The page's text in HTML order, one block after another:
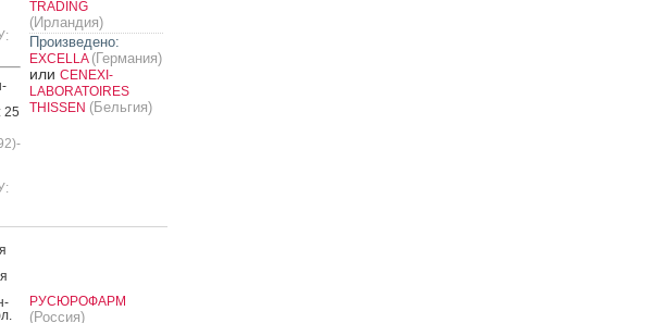
25
TRADING
(Ирландия)
Произведено:
EXCELLA (Германия)
или CENEXI-
LABORATOIRES
THISSEN (Бельгия)
РУСЮРОФАРМ
(Россия)